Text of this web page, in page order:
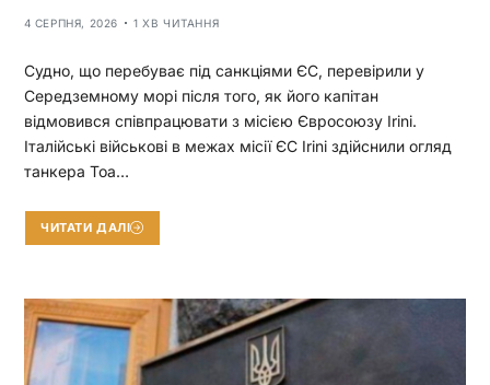
4 СЕРПНЯ, 2026 1 ХВ ЧИТАННЯ
Судно, що перебуває під санкціями ЄС, перевірили у
Середземному морі після того, як його капітан
відмовився співпрацювати з місією Євросоюзу Irini.
Італійські військові в межах місії ЄС Irini здійснили огляд
танкера Toa…
ЧИТАТИ ДАЛІ